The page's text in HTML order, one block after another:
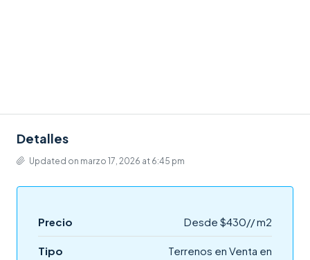
Detalles
Updated on marzo 17, 2026 at 6:45 pm
Precio Desde $430// m2
Tipo
Terrenos en Venta en